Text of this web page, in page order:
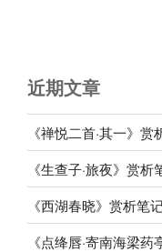
近期文章
《禅悦二首·其一》赏
《生查子·旅夜》赏析
《西湖春晓》赏析笔
《点绛唇·寄南海梁